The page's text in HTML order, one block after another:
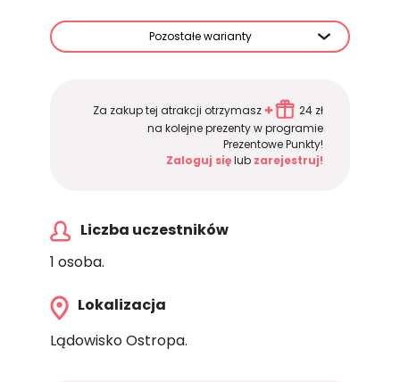
Pozostałe warianty
Za zakup tej atrakcji otrzymasz
24 zł
na kolejne prezenty w programie
Prezentowe Punkty!
Zaloguj sięlub zarejestruj!
Liczba uczestników
1 osoba.
Lokalizacja
Lądowisko Ostropa.